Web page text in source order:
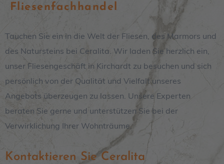
Fliesenfachhandel
Tauchen Sie ein in die Welt der Fliesen, des Marmors und
des Natursteins bei Ceralita. Wir laden Sie herzlich ein,
unser Fliesengeschäft in Kirchardt zu besuchen und sich
persönlich von der Qualität und Vielfalt unseres
Angebots überzeugen zu lassen. Unsere Experten
beraten Sie gerne und unterstützen Sie bei der
Verwirklichung Ihrer Wohnträume.
Kontaktieren Sie Ceralita